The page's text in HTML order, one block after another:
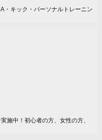
・キック・パーソナルトレーニン
施中！初心者の方、女性の方、